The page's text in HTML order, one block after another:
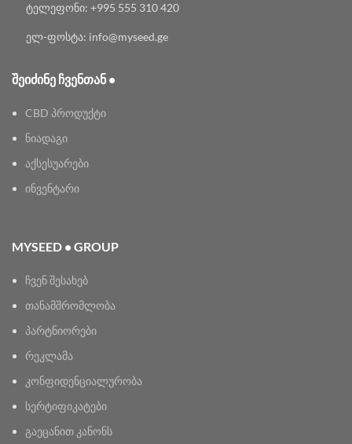
ტელეფონი: +995 555 310 420
ელ-ფოსტა: info@myseed.ge
ᲨᲔᲘᲫᲘᲜᲔ ᲩᲕᲔᲜᲗᲐᲜ •
CBD პროდუქტი
ნიადაგი
აქსესუარები
ინვენტარი
MYSEED • GROUP
ჩვენ შესახებ
თანამშრომლობა
პარტნიორები
რეკლამა
კონფიდენციალურობა
სერტიფიკატები
გაეცანით კანონს